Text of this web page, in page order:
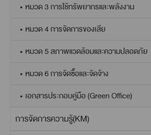
หมวด 3 การใช้ทรัพยากรและพลังงาน
หมวด 4 การจัดการของเสีย
หมวด 5 สภาพแวดล้อมและความปลอดภัย
หมวด 6 การจัดซื้อและจัดจ้าง
เอกสารประกอบคู่มือ (Green Office)
การจัดการความรู้(KM)